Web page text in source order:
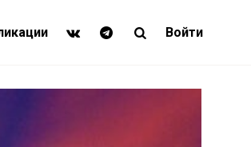
Войти